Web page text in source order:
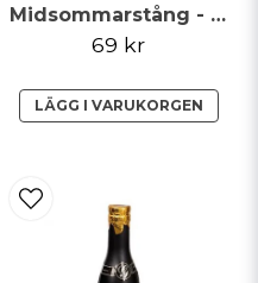
Midsommarstång - Grön
69 kr
LÄGG I VARUKORGEN